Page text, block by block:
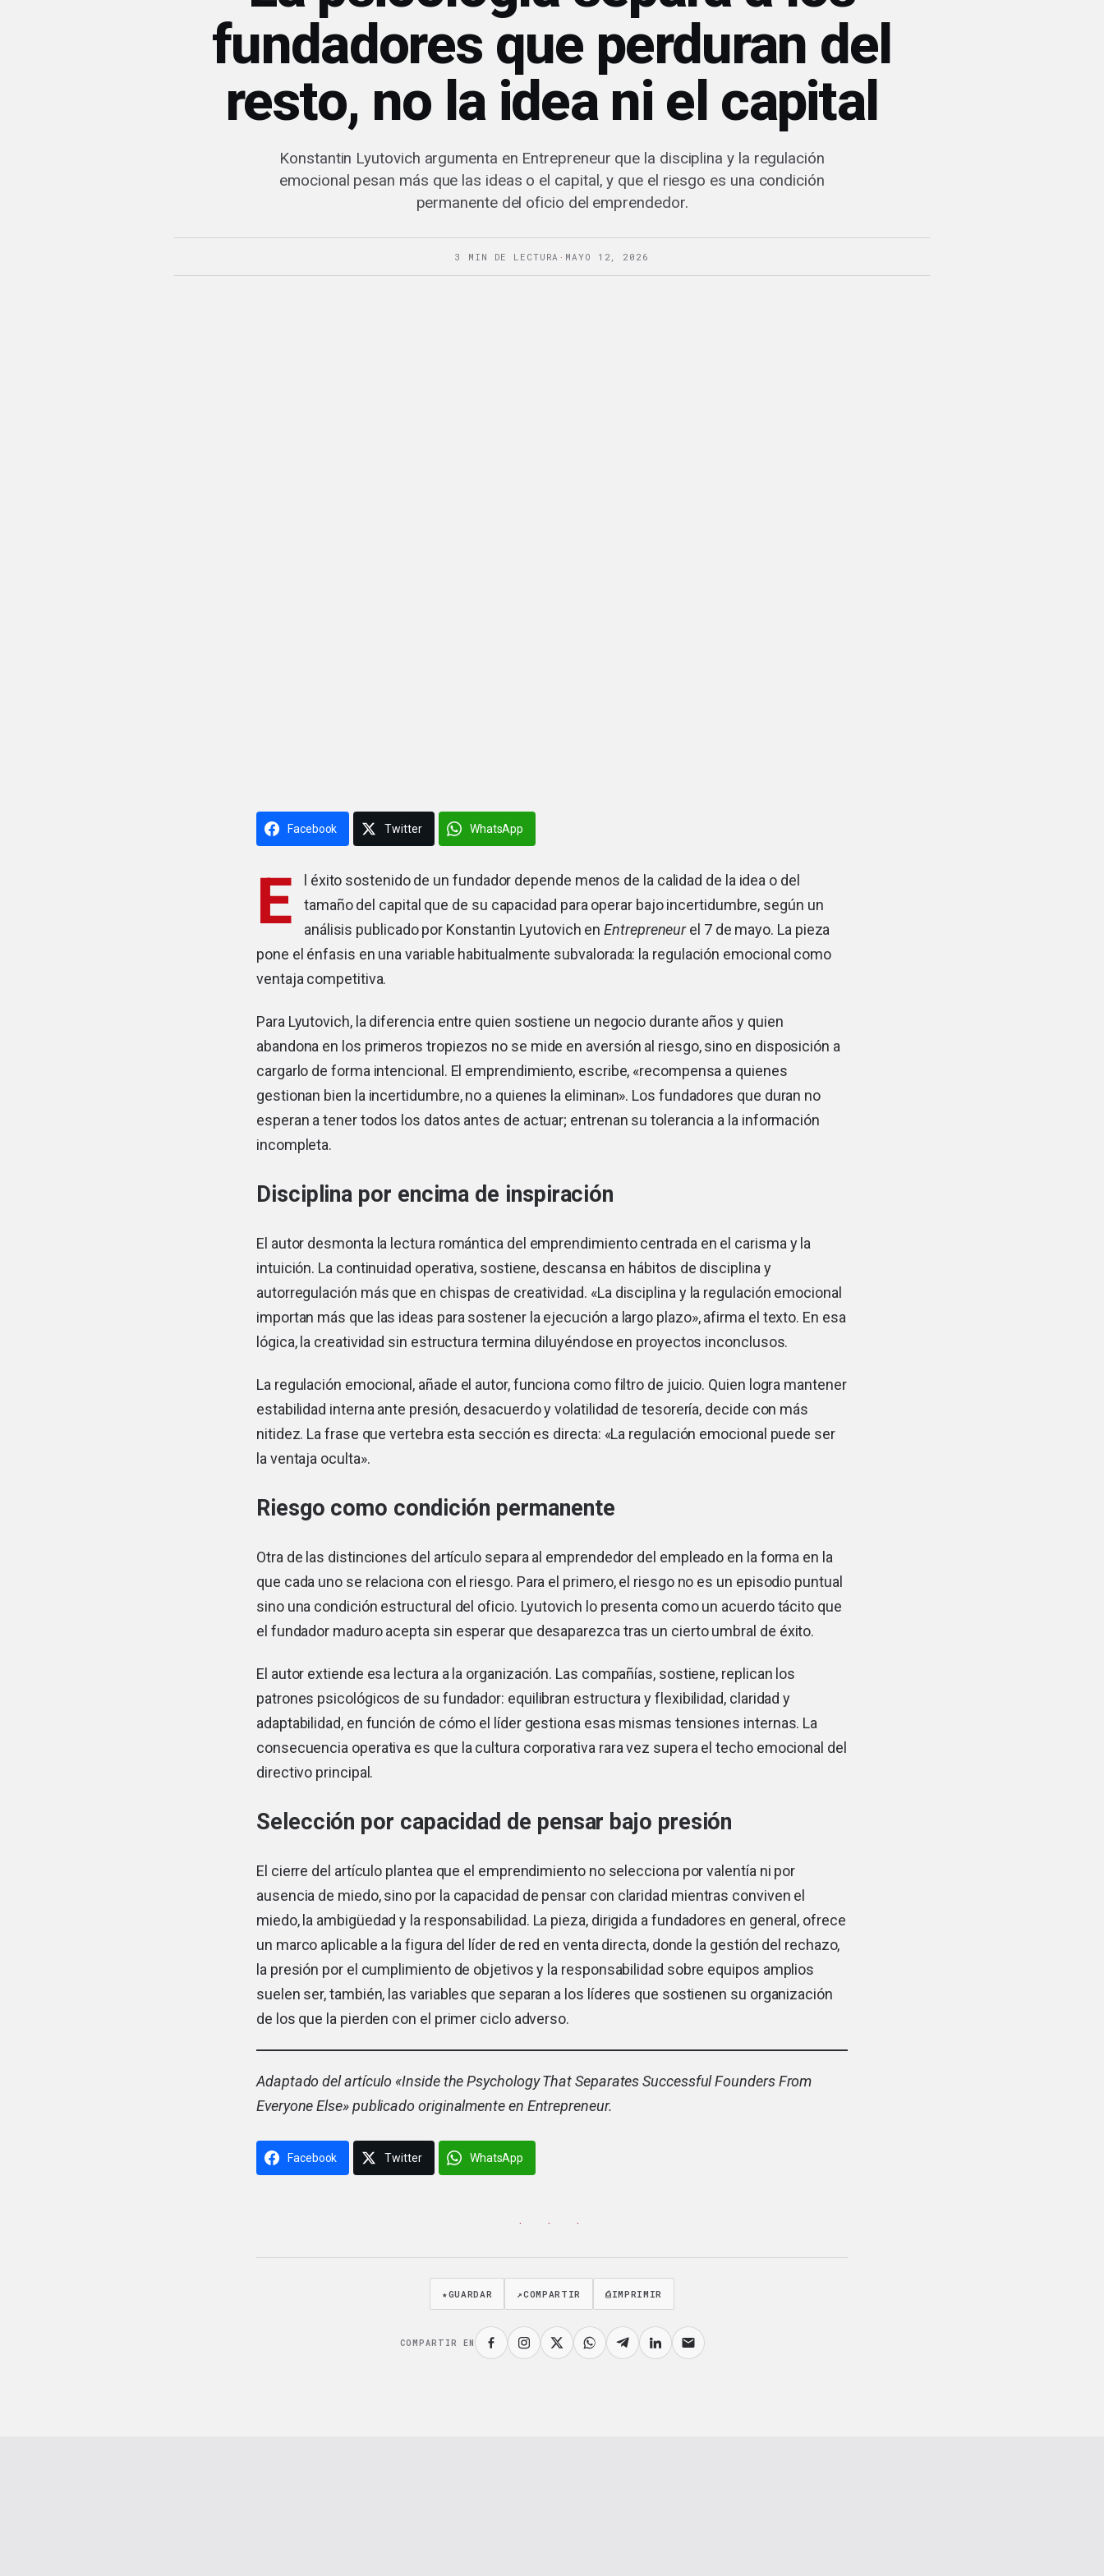
fundadores que perduran del
resto, no la idea ni el capital
Konstantin Lyutovich argumenta en Entrepreneur que la disciplina y la regulación
emocional pesan más que las ideas o el capital, y que el riesgo es una condición
permanente del oficio del emprendedor.
3 MIN DE LECTURA · MAYO 12, 2026
Facebook Twitter WhatsApp
E
l éxito sostenido de un fundador depende menos de la calidad de la idea o del
tamaño del capital que de su capacidad para operar bajo incertidumbre, según un
análisis publicado por Konstantin Lyutovich enEntrepreneurel 7 de mayo. La pieza
pone el énfasis en una variable habitualmente subvalorada: la regulación emocional como
ventaja competitiva.
Para Lyutovich, la diferencia entre quien sostiene un negocio durante años y quien
abandona en los primeros tropiezos no se mide en aversión al riesgo, sino en disposición a
cargarlo de forma intencional. El emprendimiento, escribe, «recompensa a quienes
gestionan bien la incertidumbre, no a quienes la eliminan». Los fundadores que duran no
esperan a tener todos los datos antes de actuar; entrenan su tolerancia a la información
incompleta.
Disciplina por encima de inspiración
El autor desmonta la lectura romántica del emprendimiento centrada en el carisma y la
intuición. La continuidad operativa, sostiene, descansa en hábitos de disciplina y
autorregulación más que en chispas de creatividad. «La disciplina y la regulación emocional
importan más que las ideas para sostener la ejecución a largo plazo», afirma el texto. En esa
lógica, la creatividad sin estructura termina diluyéndose en proyectos inconclusos.
La regulación emocional, añade el autor, funciona como filtro de juicio. Quien logra mantener
estabilidad interna ante presión, desacuerdo y volatilidad de tesorería, decide con más
nitidez. La frase que vertebra esta sección es directa: «La regulación emocional puede ser
la ventaja oculta».
Riesgo como condición permanente
Otra de las distinciones del artículo separa al emprendedor del empleado en la forma en la
que cada uno se relaciona con el riesgo. Para el primero, el riesgo no es un episodio puntual
sino una condición estructural del oficio. Lyutovich lo presenta como un acuerdo tácito que
el fundador maduro acepta sin esperar que desaparezca tras un cierto umbral de éxito.
El autor extiende esa lectura a la organización. Las compañías, sostiene, replican los
patrones psicológicos de su fundador: equilibran estructura y flexibilidad, claridad y
adaptabilidad, en función de cómo el líder gestiona esas mismas tensiones internas. La
consecuencia operativa es que la cultura corporativa rara vez supera el techo emocional del
directivo principal.
Selección por capacidad de pensar bajo presión
El cierre del artículo plantea que el emprendimiento no selecciona por valentía ni por
ausencia de miedo, sino por la capacidad de pensar con claridad mientras conviven el
miedo, la ambigüedad y la responsabilidad. La pieza, dirigida a fundadores en general, ofrece
un marco aplicable a la figura del líder de red en venta directa, donde la gestión del rechazo,
la presión por el cumplimiento de objetivos y la responsabilidad sobre equipos amplios
suelen ser, también, las variables que separan a los líderes que sostienen su organización
de los que la pierden con el primer ciclo adverso.
Adaptado del artículo «Inside the Psychology That Separates Successful Founders From
Everyone Else» publicado originalmente en Entrepreneur.
Facebook Twitter WhatsApp
· · ·
★GUARDAR ↗COMPARTIR ⎙IMPRIMIR
COMPARTIR EN